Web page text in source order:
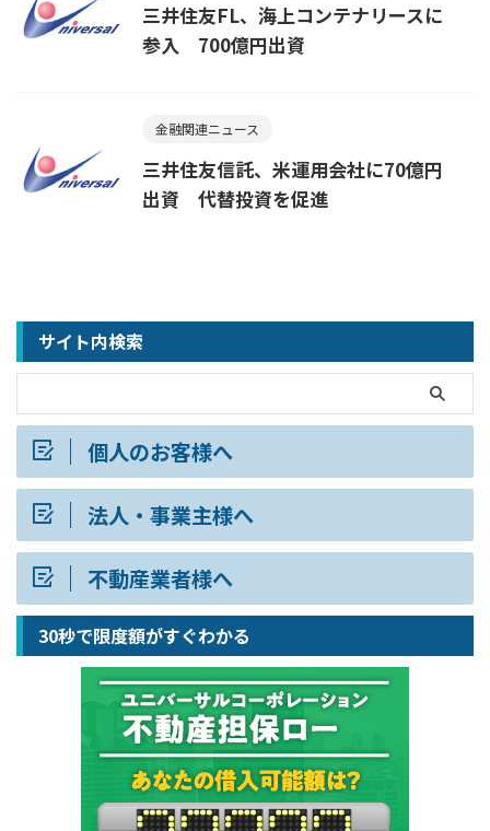
三井住友FL、海上コンテナリースに
参入 700億円出資
金融関連ニュース
三井住友信託、米運用会社に70億円
出資 代替投資を促進
サイト内検索
個人のお客様へ
法人・事業主様へ
不動産業者様へ
30秒で限度額がすぐわかる